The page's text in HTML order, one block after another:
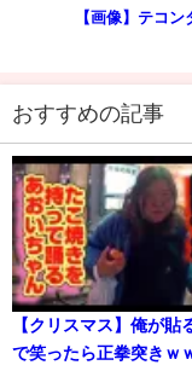
【画像】テコ
おすすめの記事
【クリスマス】俺が貼
で笑ったら正拳突きｗ